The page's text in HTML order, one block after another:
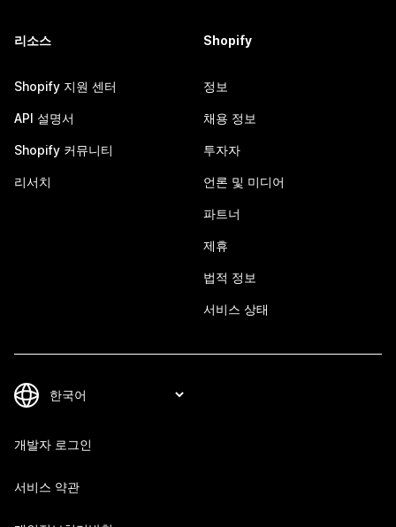
리소스
Shopify 지원 센터
API 설명서
Shopify 커뮤니티
리서치
Shopify
정보
채용 정보
투자자
언론 및 미디어
파트너
제휴
법적 정보
서비스 상태
개발자 로그인
서비스 약관